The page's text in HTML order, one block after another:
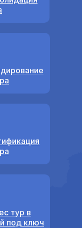
тур в
под ключ